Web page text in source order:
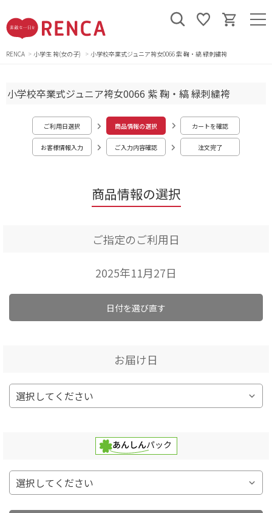
RENCA 小学生 袴(女の子) 小学校卒業式ジュニア袴女0066 紫 鞠・縞 緑刺繍袴
商品情報の選択
小学校卒業式ジュニア袴女0066 紫 鞠・縞 緑刺繍袴
ご利用日選択 商品情報の選択 カートを確認
お客様情報入力 ご入力内容確認 注文完了
ご指定のご利用日
2025年11月27日
日付を選び直す
お届け日